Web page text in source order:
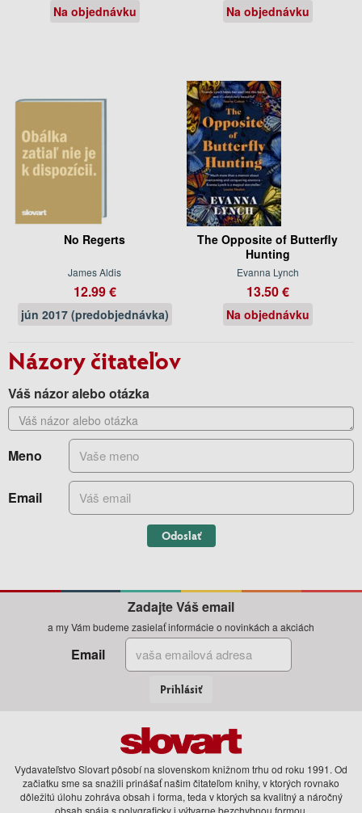
Na objednávku Na objednávku
No Regerts
James Aldis
12.99 €
jún 2017 (predobjednávka)
The Opposite of Butterfly
Hunting
Evanna Lynch
13.50 €
Na objednávku
Názory čitateľov
Váš názor alebo otázka
Meno
Email
Odoslať
Zadajte Váš email
a my Vám budeme zasielať informácie o novinkách a akciách
Email
Prihlásiť
Vydavateľstvo Slovart pôsobí na slovenskom knižnom trhu od roku 1991. Od
začiatku sme sa snažili prinášať našim čitateľom knihy, v ktorých rovnako
dôležitú úlohu zohráva obsah i forma, teda v ktorých sa kvalitný a náročný
obsah spája s polygraficky i výtvarne bezchybnou formou.